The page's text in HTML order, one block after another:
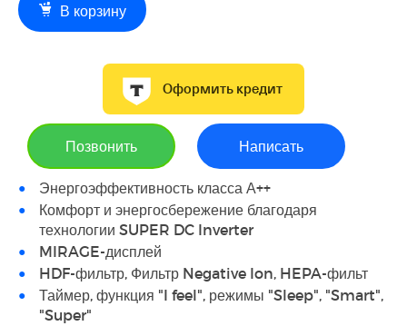
В корзину
Оформить кредит
Позвонить Написать
Энергоэффективность класса А++
Комфорт и энергосбережение благодаря
технологии SUPER DC Inverter
MIRAGE-дисплей
HDF-фильтр, Фильтр Negative Ion, HEPA-фильт
Таймер, функция "I feel", режимы "Sleep", "Smart",
"Super"